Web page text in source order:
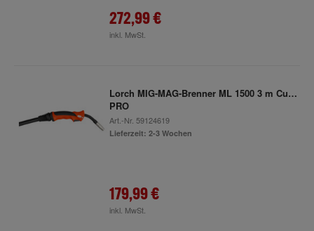
272,99 €
inkl. MwSt.
Lorch MIG-MAG-Brenner ML 1500 3 m CuSi-
PRO
Art.-Nr. 59124619
Lieferzeit: 2-3 Wochen
179,99 €
inkl. MwSt.